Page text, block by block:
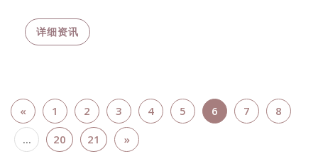
详细资讯
« 1 2 3 4 5 6 7
8
...
20 21 »